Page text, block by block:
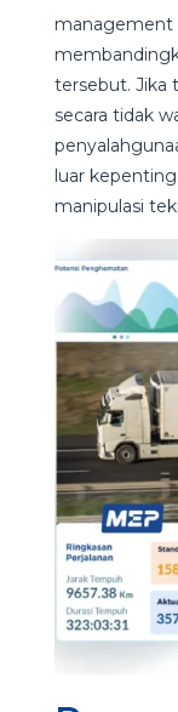
tersebut. Jika
secara tidak
luar
manipulasi